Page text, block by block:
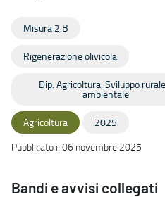
Misura 2.B
Rigenerazione olivicola
Dip. Agricoltura, Sviluppo
ambientale
Agricoltura
2025
Pubblicato il 06 novembre 2025
Bandi e avvisi collegati